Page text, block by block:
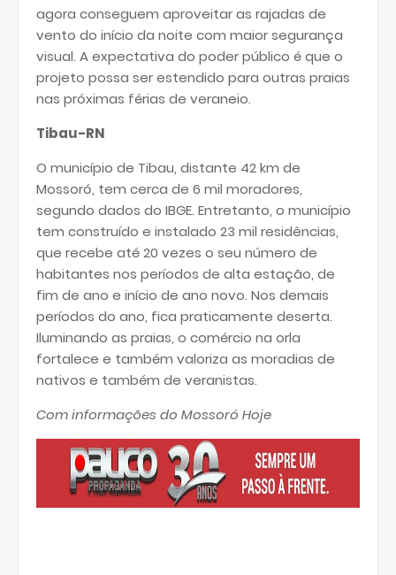
agora conseguem aproveitar as rajadas de
vento do início da noite com maior segurança
visual. A expectativa do poder público é que o
projeto possa ser estendido para outras praias
nas próximas férias de veraneio.
Tibau-RN
O município de Tibau, distante 42 km de
Mossoró, tem cerca de 6 mil moradores,
segundo dados do IBGE. Entretanto, o município
tem construído e instalado 23 mil residências,
que recebe até 20 vezes o seu número de
habitantes nos períodos de alta estação, de
fim de ano e início de ano novo. Nos demais
períodos do ano, fica praticamente deserta.
Iluminando as praias, o comércio na orla
fortalece e também valoriza as moradias de
nativos e também de veranistas.
Com informações do Mossoró Hoje